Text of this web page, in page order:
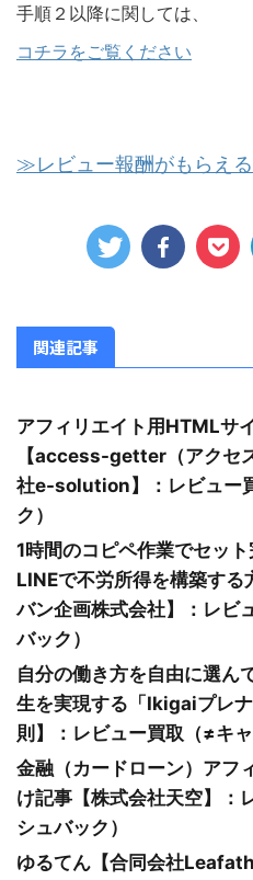
手順２以降に関しては、
コチラをご覧ください
≫レビュー報酬がもらえ
関連記事
アフィリエイト用HTMLサ
【access-getter（アクセ
社e-solution】：レビュー
ク）
1時間のコピペ作業でセッ
LINEで不労所得を構築す
バン企画株式会社】：レビ
バック）
自分の働き方を自由に選ん
生を実現する「Ikigaiプレ
則】：レビュー買取（≠キャ
金融（カードローン）アフ
け記事【株式会社天空】：
シュバック）
ゆるてん【合同会社